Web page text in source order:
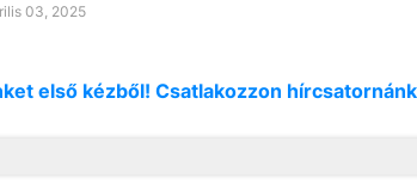
03, 2025
első kézből! Csatlakozzon